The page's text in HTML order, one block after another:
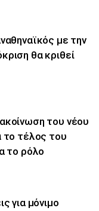
με την
θα κριθεί
του νέου
το τέλος του
το ρόλο
για μόνιμο